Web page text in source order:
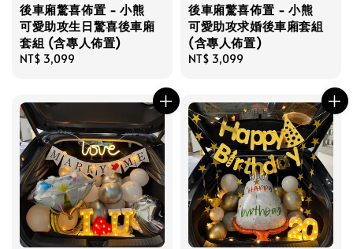
後車廂驚喜佈置 - 小熊
可愛助攻生日驚喜後車廂
套組 (含專人佈置)
Regular
NT$ 3,099
後車廂驚喜佈置 - 小熊
可愛助攻求婚後車廂套組
(含專人佈置)
Regular
NT$ 3,099